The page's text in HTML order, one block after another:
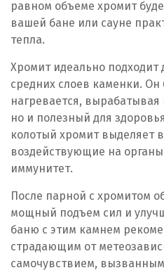
равном объеме хромит
вашей бане или сауне
тепла.
Хромит идеально
средних слоев каменки.
нагревается,
но и полезный для
колотый хромит выделяет
воздействующие на
иммунитет.
После парной с хромитом
мощный подъем сил и
баню с этим камнем
страдающим от
самочувствием,